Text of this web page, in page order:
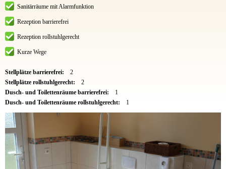
Sanitärräume mit Alarmfunktion
Rezeption barrierefrei
Rezeption rollstuhlgerecht
Kurze Wege
Stellplätze barrierefrei:
2
Stellplätze rollstuhlgerecht:
2
Dusch- und Toilettenräume barrierefrei:
1
Dusch- und Toilettenräume rollstuhlgerecht:
1